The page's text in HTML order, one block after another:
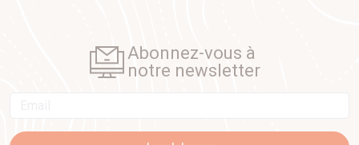
Abonnez-vous à
notre newsletter